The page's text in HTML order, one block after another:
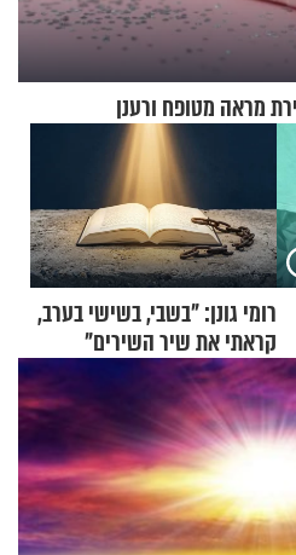
רומי גונן: "בשבי, בשישי בערב,
קראתי את שיר השירים"